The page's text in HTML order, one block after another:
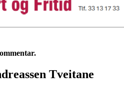
Tveitane